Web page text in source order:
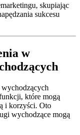
skupiając
sukcesu
w
które mogą
i korzyści. Oto
wychodzące mogą